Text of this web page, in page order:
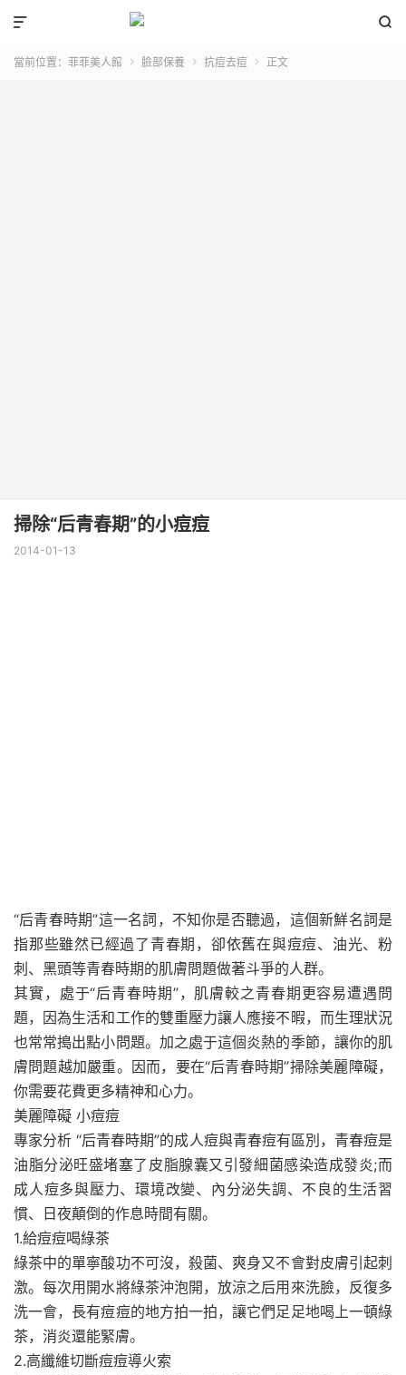


當前位置： 菲菲美人館  臉部保養  抗痘去痘  正文
掃除“后青春期”的小痘痘
2014-01-13
“后青春時期”這一名詞，不知你是否聽過，這個新鮮名詞是
指那些雖然已經過了青春期，卻依舊在與痘痘、油光、粉
刺、黑頭等青春時期的肌膚問題做著斗爭的人群。
其實，處于“后青春時期”，肌膚較之青春期更容易遭遇問
題，因為生活和工作的雙重壓力讓人應接不暇，而生理狀況
也常常搗出點小問題。加之處于這個炎熱的季節，讓你的肌
膚問題越加嚴重。因而，要在“后青春時期”掃除美麗障礙，
你需要花費更多精神和心力。
美麗障礙 小痘痘
專家分析 “后青春時期”的成人痘與青春痘有區別，青春痘是
油脂分泌旺盛堵塞了皮脂腺囊又引發細菌感染造成發炎;而
成人痘多與壓力、環境改變、內分泌失調、不良的生活習
慣、日夜顛倒的作息時間有關。
1.給痘痘喝綠茶
綠茶中的單寧酸功不可沒，殺菌、爽身又不會對皮膚引起刺
激。每次用開水將綠茶沖泡開，放涼之后用來洗臉，反復多
洗一會，長有痘痘的地方拍一拍，讓它們足足地喝上一頓綠
茶，消炎還能緊膚。
2.高纖維切斷痘痘導火索